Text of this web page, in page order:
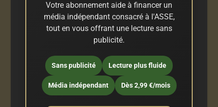
Votre abonnement aide à financer un
média indépendant consacré à l'ASSE,
tout en vous offrant une lecture sans
publicité.
Sans publicité Lecture plus fluide
Média indépendant Dès 2,99 €/mois